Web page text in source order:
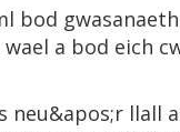
bod
a bod eich
neu&apos;r llall